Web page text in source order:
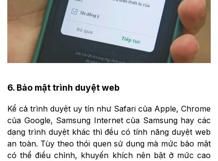
6. Bảo mật trình duyệt web
Kể cả trình duyệt uy tín như Safari của Apple, Chrome
của Google, Samsung Internet của Samsung hay các
dạng trình duyệt khác thì đều có tính năng duyệt web
an toàn. Tùy theo thói quen sử dụng mà mức bảo mật
có thể điều chỉnh, khuyến khích nên bật ở mức cao